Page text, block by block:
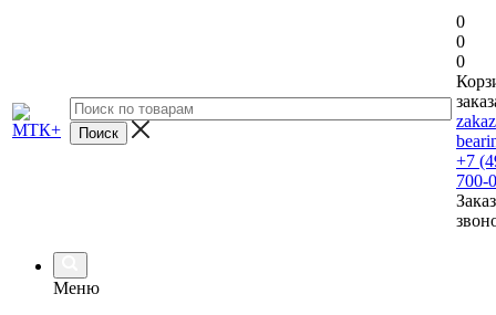
0
0
0
+7
700-
Меню